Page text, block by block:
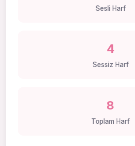
Sesli Harf
4
Sessiz Harf
8
Toplam Harf